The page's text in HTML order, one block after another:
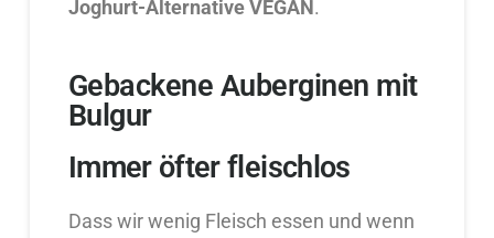
Joghurt-Alternative VEGAN.
Gebackene Auberginen mit
Bulgur
Immer öfter fleischlos
Dass wir wenig Fleisch essen und wenn